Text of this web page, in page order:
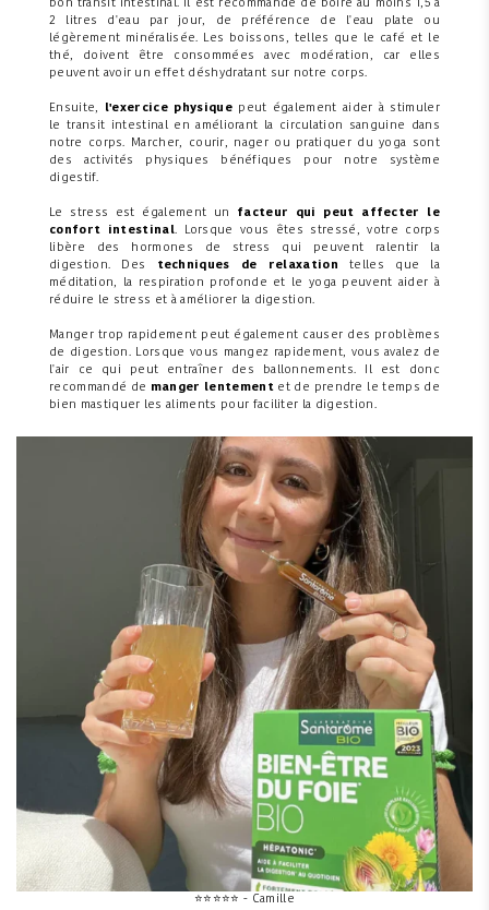
bon transit intestinal. Il est recommandé de boire au moins 1,5 à
2 litres d'eau par jour, de préférence de l'eau plate ou
légèrement minéralisée. Les boissons, telles que le café et le
thé, doivent être consommées avec modération, car elles
peuvent avoir un effet déshydratant sur notre corps.
Ensuite, l'exercice physiquepeut également aider à stimuler
le transit intestinal en améliorant la circulation sanguine dans
notre corps. Marcher, courir, nager ou pratiquer du yoga sont
des activités physiques bénéfiques pour notre système
digestif.
Le stress est également un facteur qui peut affecter le
confort intestinal. Lorsque vous êtes stressé, votre corps
libère des hormones de stress qui peuvent ralentir la
digestion. Des
techniques de relaxation telles que la
méditation, la respiration profonde et le yoga peuvent aider à
réduire le stress et à améliorer la digestion.
Manger trop rapidement peut également causer des problèmes
de digestion. Lorsque vous mangez rapidement, vous avalez de
l'air ce qui peut entraîner des ballonnements. Il est donc
recommandé de manger lentementet de prendre le temps de
bien mastiquer les aliments pour faciliter la digestion.
⭐⭐ ⭐⭐⭐ - Camille